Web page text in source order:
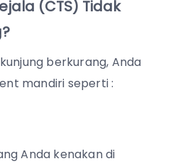
(CTS) Tidak
berkurang, Anda
mandiri seperti :
Anda kenakan di